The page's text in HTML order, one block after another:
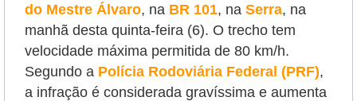
do Mestre Álvaro, na BR 101, na Serra, na
manhã desta quinta-feira (6). O trecho tem
velocidade máxima permitida de 80 km/h.
Segundo a Polícia Rodoviária Federal (PRF),
a infração é considerada gravíssima e aumenta